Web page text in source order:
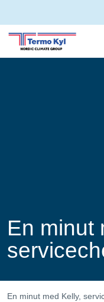
En minut
En minut med Kelly,